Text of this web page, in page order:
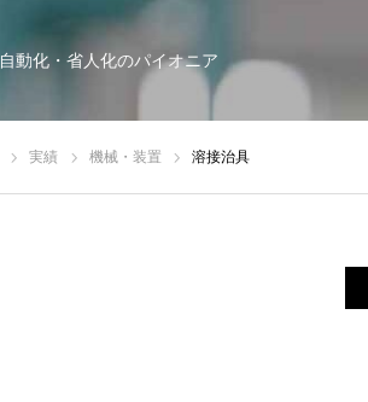
自動化・省人化のパイオニア
実績 機械・装置 溶接治具